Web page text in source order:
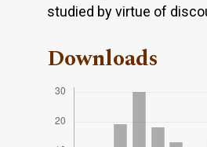
studied by virtue of
Downloads